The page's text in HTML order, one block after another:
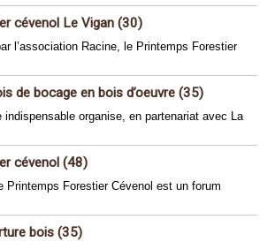
cévenol Le Vigan (30)
l’association Racine, le Printemps Forestier
de bocage en bois d’oeuvre (35)
indispensable organise, en partenariat avec La
cévenol (48)
Printemps Forestier Cévenol est un forum
bois (35)